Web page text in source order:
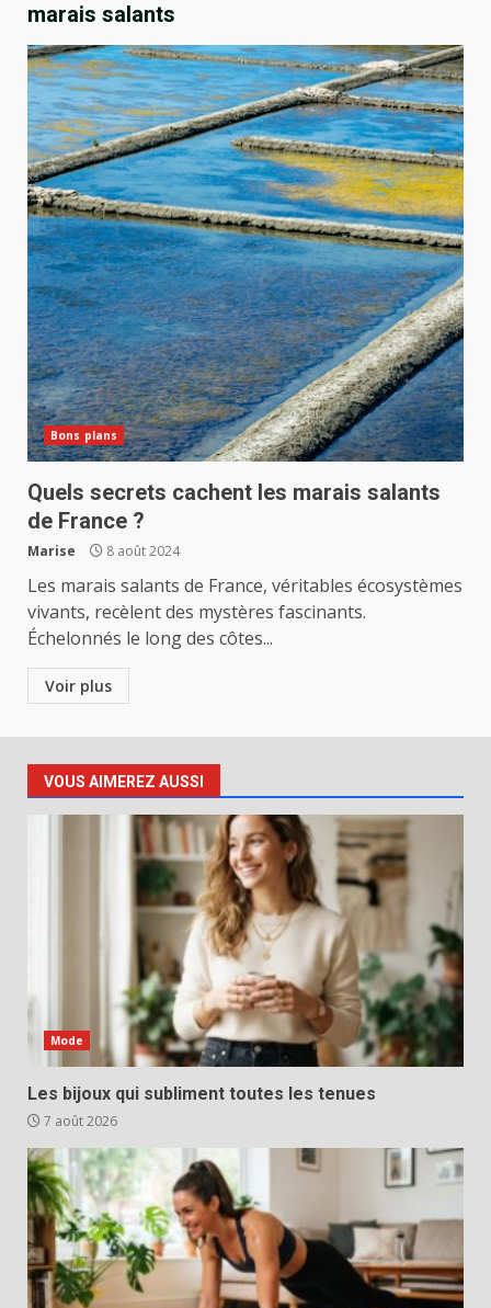
marais salants
Bons plans
Quels secrets cachent les marais salants
de France ?
Marise 8 août 2024
Les marais salants de France, véritables écosystèmes
vivants, recèlent des mystères fascinants.
Échelonnés le long des côtes...
Voir plus
VOUS AIMEREZ AUSSI
Mode
Les bijoux qui subliment toutes les tenues
7 août 2026